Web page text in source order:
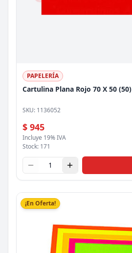
PAPELERÍA
Cartulina Plana Rojo 70 X 50 (50)
SKU: 1136052
$ 945
Incluye 19% IVA
Stock: 171
¡En Oferta!